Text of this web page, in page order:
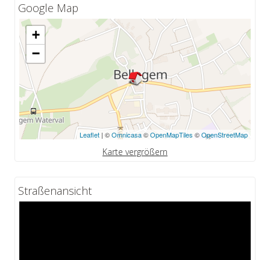
Google Map
+
−
Leaflet| ©Omnicasa©OpenMapTiles ©OpenStreetMap
Karte vergrößern
Straßenansicht